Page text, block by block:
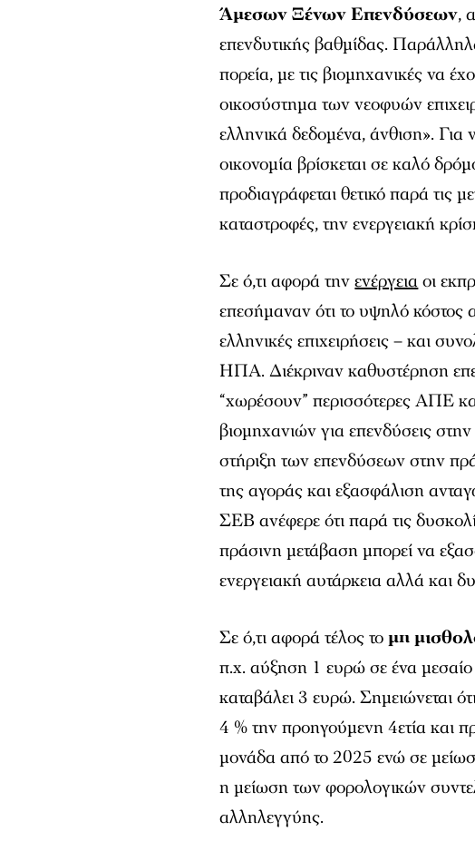
Άμεσων Ξένων Επενδύσεων,
επενδυτικής βαθμίδας.
πορεία, με τις βιομηχανικές να
οικοσύστημα των νεοφυών
ελληνικά δεδομένα, άνθιση».
οικονομία βρίσκεται σε καλό
προδιαγράφεται θετικό παρά τις
καταστροφές, την ενεργειακή
Σε ό,τι αφορά τηνενέργειαοι
επεσήμαναν ότι το υψηλό κόστος
ελληνικές επιχειρήσεις – και
ΗΠΑ. Διέκριναν καθυστέρηση
“χωρέσουν” περισσότερες ΑΠΕ
βιομηχανιών για επενδύσεις
στήριξη των επενδύσεων στην
της αγοράς και εξασφάλιση
ΣΕΒ ανέφερε ότι παρά τις
πράσινη μετάβαση μπορεί να
ενεργειακή αυτάρκεια αλλά και
Σε ό,τι αφορά τέλος τομη
π.χ. αύξηση 1 ευρώ σε ένα μεσαίο
καταβάλει 3 ευρώ. Σημειώνεται
4 % την προηγούμενη 4ετία και
μονάδα από το 2025 ενώ σε
η μείωση των φορολογικών
αλληλεγγύης.